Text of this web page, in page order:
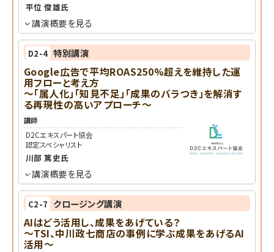
平位 俊雄氏
講演概要を見る
D2-4 特別講演
Google広告で平均ROAS250%超えを維持した運
用フローと考え方
～「属人化」「知見不足」「成果のバラつき」を解消す
る再現性の高いアプローチ～
講師
D2Cエキスパート協会
認定スペシャリスト
川部 篤史 氏
講演概要を見る
C2-7 クロージング講演
AIはどう活用し、成果をあげている？
～TSI、中川政七商店の事例に学ぶ成果をあげるAI
活用～